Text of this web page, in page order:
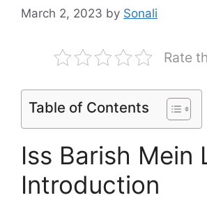
March 2, 2023 by Sonali
Rate
Table of Contents
Iss Barish Mein
Introduction